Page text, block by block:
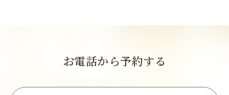
お電話から予約する